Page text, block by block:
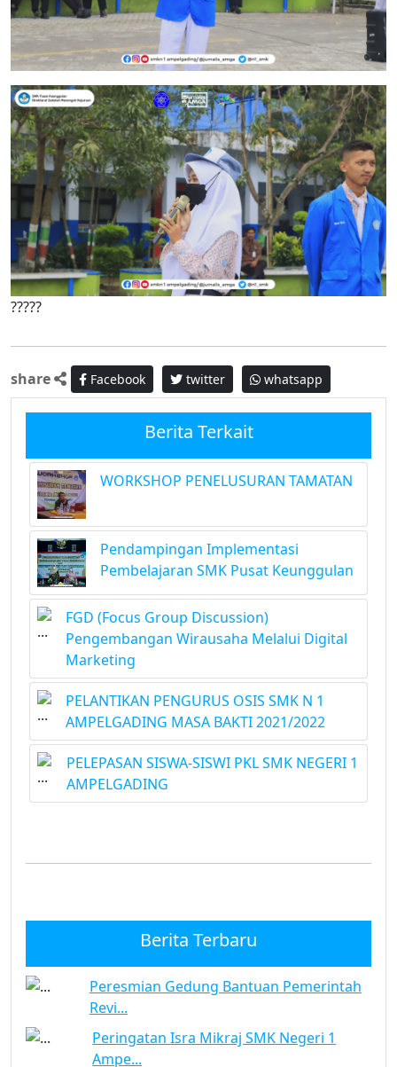
?????
share Facebook twitter whatsapp
Berita Terkait
WORKSHOP PENELUSURAN TAMATAN
Pendampingan Implementasi
Pembelajaran SMK Pusat Keunggulan
FGD (Focus Group Discussion)
Pengembangan Wirausaha Melalui Digital
Marketing
PELANTIKAN PENGURUS OSIS SMK N 1
AMPELGADING MASA BAKTI 2021/2022
PELEPASAN SISWA-SISWI PKL SMK NEGERI 1
AMPELGADING
Berita Terbaru
Peresmian Gedung Bantuan Pemerintah
Revi...
Peringatan Isra Mikraj SMK Negeri 1
Ampe...